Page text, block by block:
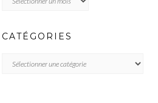
CATÉGORIES